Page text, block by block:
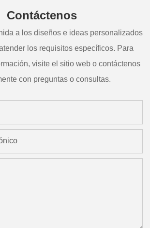
Contáctenos
a los diseños e ideas personalizados
los requisitos específicos. Para
visite el sitio web o contáctenos
con preguntas o consultas.